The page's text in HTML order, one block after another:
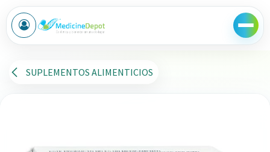
Ir al contenido
SUPLEMENTOS ALIMENTICIOS